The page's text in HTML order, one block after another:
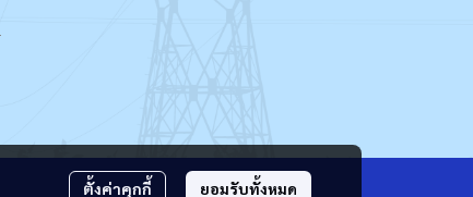
ตั้งค่าคุกกี้ ยอมรับทั้งหมด